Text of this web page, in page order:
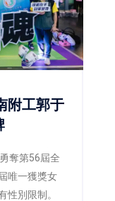
奪第56屆全
唯一獲獎女
性別限制。